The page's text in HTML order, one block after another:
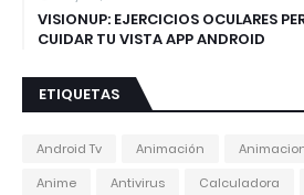
VISIONUP: EJERCICIOS OCULARES
CUIDAR TU VISTA APP ANDROID
ETIQUETAS
Android Tv Animación
Anime
Antivirus Calculadora